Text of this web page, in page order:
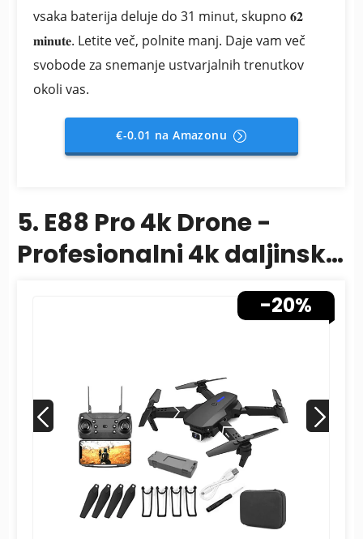
vsaka baterija deluje do 31 minut, skupno 𝟔𝟐
𝐦𝐢𝐧𝐮𝐭𝐞. Letite več, polnite manj. Daje vam več
svobode za snemanje ustvarjalnih trenutkov
okoli vas.
€-0.01 na Amazonu
5. E88 Pro 4k Drone -
Profesionalni 4k daljinski
upravljalnik Drone
-20%